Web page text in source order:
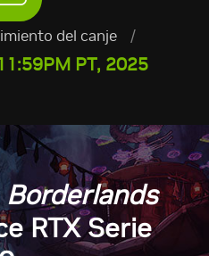
del canje /
PT, 2025
Borderlands
RTX Serie